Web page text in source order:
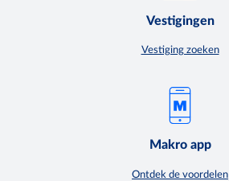
Vestigingen
Vestiging zoeken
Makro app
Ontdek de voordelen